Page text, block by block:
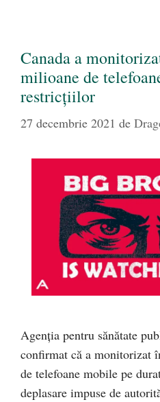
Canada a
milioane de
restricțiilor
27 decembrie 2021 de
Agenția pentru sănătate
confirmat că a monitorizat
de telefoane mobile pe
deplasare impuse de